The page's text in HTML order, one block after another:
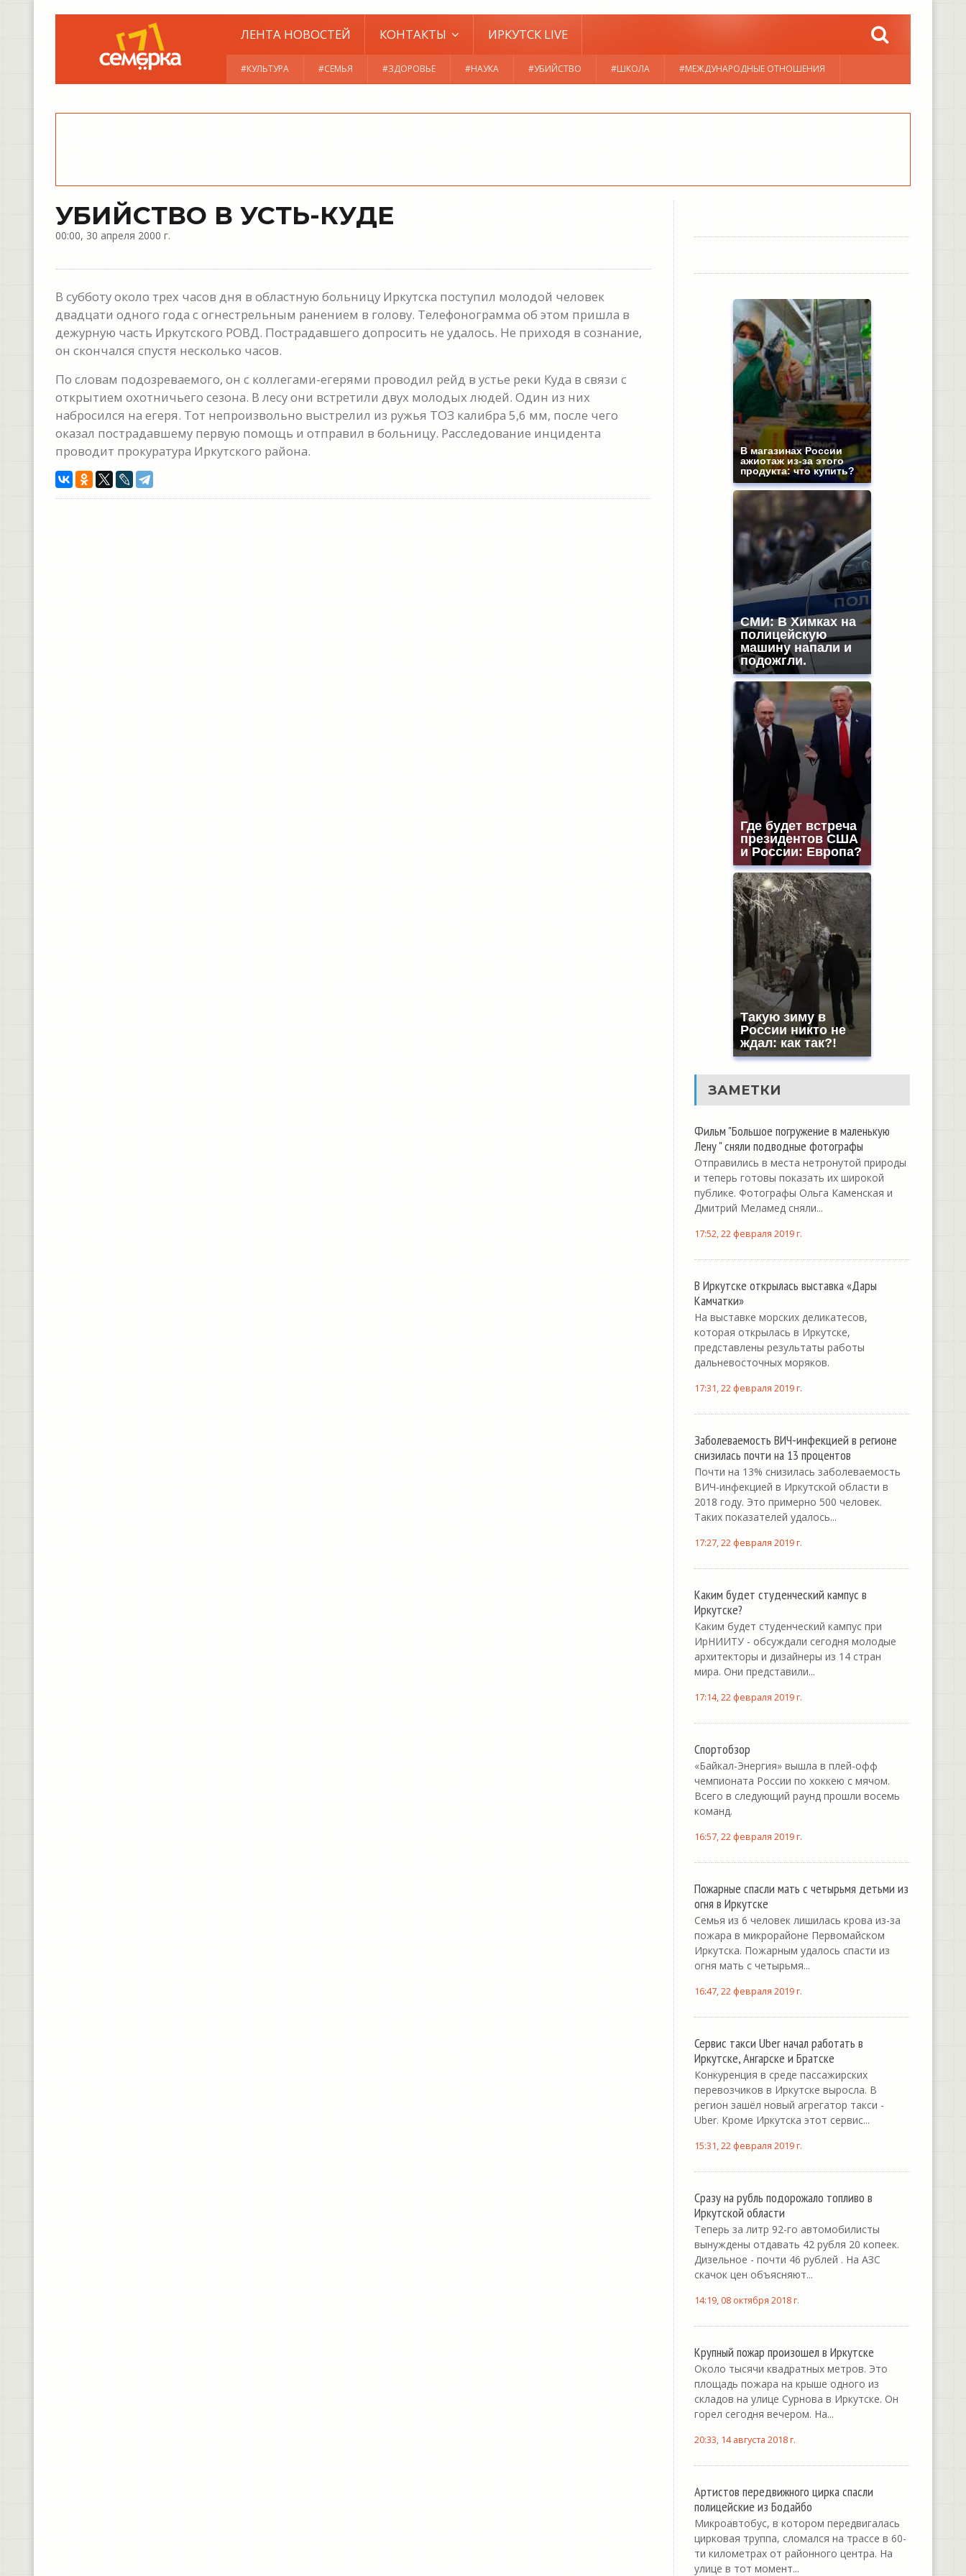
ЛЕНТА НОВОСТЕЙ КОНТАКТЫ ИРКУТСК LIVE
#КУЛЬТУРА #СЕМЬЯ #ЗДОРОВЬЕ #НАУКА #УБИЙСТВО #ШКОЛА #МЕЖДУНАРОДНЫЕ ОТНОШЕНИЯ
УБИЙСТВО В УСТЬ-КУДЕ
00:00, 30 апреля 2000 г.
В субботу около трех часов дня в областную больницу Иркутска поступил молодой человек
двадцати одного года с огнестрельным ранением в голову. Телефонограмма об этом пришла в
дежурную часть Иркутского РОВД. Пострадавшего допросить не удалось. Не приходя в сознание,
он скончался спустя несколько часов.
По словам подозреваемого, он с коллегами-егерями проводил рейд в устье реки Куда в связи с
открытием охотничьего сезона. В лесу они встретили двух молодых людей. Один из них
набросился на егеря. Тот непроизвольно выстрелил из ружья ТОЗ калибра 5,6 мм, после чего
оказал пострадавшему первую помощь и отправил в больницу. Расследование инцидента
проводит прокуратура Иркутского района.
В магазинах России
ажиотаж из-за этого
продукта: что купить?
СМИ: В Химках на
полицейскую
машину напали и
подожгли.
Где будет встреча
президентов США
и России: Европа?
Такую зиму в
России никто не
ждал: как так?!
ЗАМЕТКИ
Фильм "Большое погружение в маленькую
Лену " сняли подводные фотографы
Отправились в места нетронутой природы
и теперь готовы показать их широкой
публике. Фотографы Ольга Каменская и
Дмитрий Меламед сняли...
17:52, 22 февраля 2019 г.
В Иркутске открылась выставка «Дары
Камчатки»
На выставке морских деликатесов,
которая открылась в Иркутске,
представлены результаты работы
дальневосточных моряков.
17:31, 22 февраля 2019 г.
Заболеваемость ВИЧ-инфекцией в регионе
снизилась почти на 13 процентов
Почти на 13% снизилась заболеваемость
ВИЧ-инфекцией в Иркутской области в
2018 году. Это примерно 500 человек.
Таких показателей удалось...
17:27, 22 февраля 2019 г.
Каким будет студенческий кампус в
Иркутске?
Каким будет студенческий кампус при
ИрНИИТУ - обсуждали сегодня молодые
архитекторы и дизайнеры из 14 стран
мира. Они представили...
17:14, 22 февраля 2019 г.
Спортобзор
«Байкал-Энергия» вышла в плей-офф
чемпионата России по хоккею с мячом.
Всего в следующий раунд прошли восемь
команд.
16:57, 22 февраля 2019 г.
Пожарные спасли мать с четырьмя детьми из
огня в Иркутске
Семья из 6 человек лишилась крова из-за
пожара в микрорайоне Первомайском
Иркутска. Пожарным удалось спасти из
огня мать с четырьмя...
16:47, 22 февраля 2019 г.
Сервис такси Uber начал работать в
Иркутске, Ангарске и Братске
Конкуренция в среде пассажирских
перевозчиков в Иркутске выросла. В
регион зашёл новый агрегатор такси -
Uber. Кроме Иркутска этот сервис...
15:31, 22 февраля 2019 г.
Сразу на рубль подорожало топливо в
Иркутской области
Теперь за литр 92-го автомобилисты
вынуждены отдавать 42 рубля 20 копеек.
Дизельное - почти 46 рублей . На АЗС
скачок цен объясняют...
14:19, 08 октября 2018 г.
Крупный пожар произошел в Иркутске
Около тысячи квадратных метров. Это
площадь пожара на крыше одного из
складов на улице Сурнова в Иркутске. Он
горел сегодня вечером. На...
20:33, 14 августа 2018 г.
Артистов передвижного цирка спасли
полицейские из Бодайбо
Микроавтобус, в котором передвигалась
цирковая труппа, сломался на трассе в 60-
ти километрах от районного центра. На
улице в тот момент...